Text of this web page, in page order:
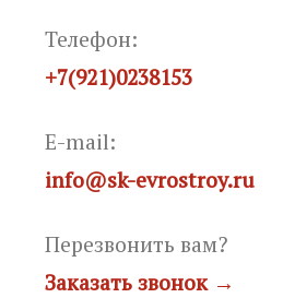
Телефон:
+7(921)0238153
E-mail:
info@sk-evrostroy.ru
Перезвонить вам?
Заказать звонок →